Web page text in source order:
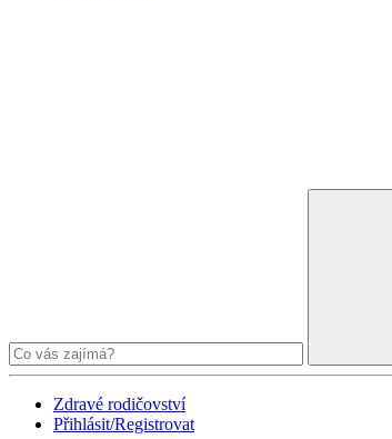
Zdravé rodičovství
Přihlásit/Registrovat